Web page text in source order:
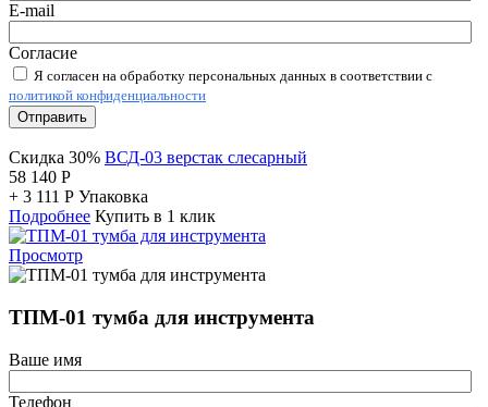
E-mail
Согласие
Я согласен на обработку персональных данных в соответствии с
политикой конфиденциальности
Отправить
Скидка 30% ВСД-03 верстак слесарный
58 140 Р
+ 3 111 Р Упаковка
Подробнее Купить в 1 клик
Просмотр
ТПМ-01 тумба для инструмента
Ваше имя
Телефон